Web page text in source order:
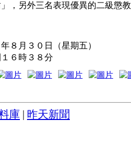
」，另外三名表現優異的二級懲
８月３０日（星期五）
６時３８分
庫 昨天新聞